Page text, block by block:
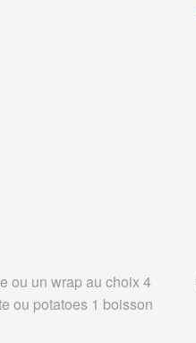
ou un wrap au choix 4
ou potatoes 1 boisson